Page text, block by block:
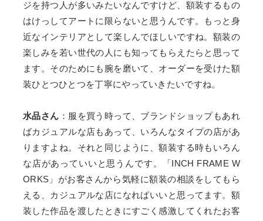
ジを持つ人が多いみたいなんですけど、額装するもの
はけっしてアートに限らないと思うんです。もっと身
近なインテリアとして楽しんでほしいですね。額装の
楽しみを若い世代の人にも知ってもらえたらと思って
ます。そのためにも腕を磨いて、オーダーを受けた額
装ひとつひとつを丁寧にやっていきたいですね。
水品さん ：服を買う時って、ブランドショップもあれ
ばカジュアルな店もあって、いろんなタイプの店があ
りますよね。それと同じように、額装する時もいろん
な店があっていいと思うんです。「INCH FRAME W
ORKS」がお客さんから気軽に額装の相談をしてもら
える、カジュアルな店になればいいと思ってます。額
装した作品を渡したときにすごく感激してくれたお客